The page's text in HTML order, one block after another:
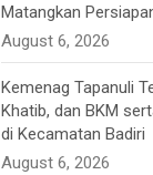
Matangkan
August 6, 2026
Kemenag Tapanuli
Khatib, dan BKM
di Kecamatan Badiri
August 6, 2026